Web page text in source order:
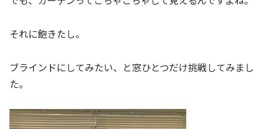
それに飽きたし。
ブラインドにしてみたい、と窓ひとつだけ挑戦してみまし
た。